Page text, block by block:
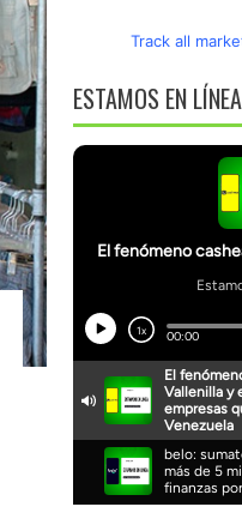
Track all
ESTAMOS EN